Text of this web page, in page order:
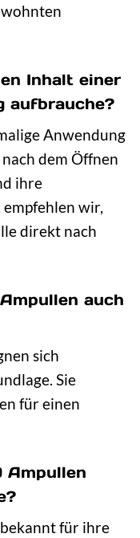
Inhalt einer
aufbrauche?
Anwendung
dem Öffnen
ihre
wir,
direkt nach
auch
sich
Sie
für einen
Ampullen
für ihre